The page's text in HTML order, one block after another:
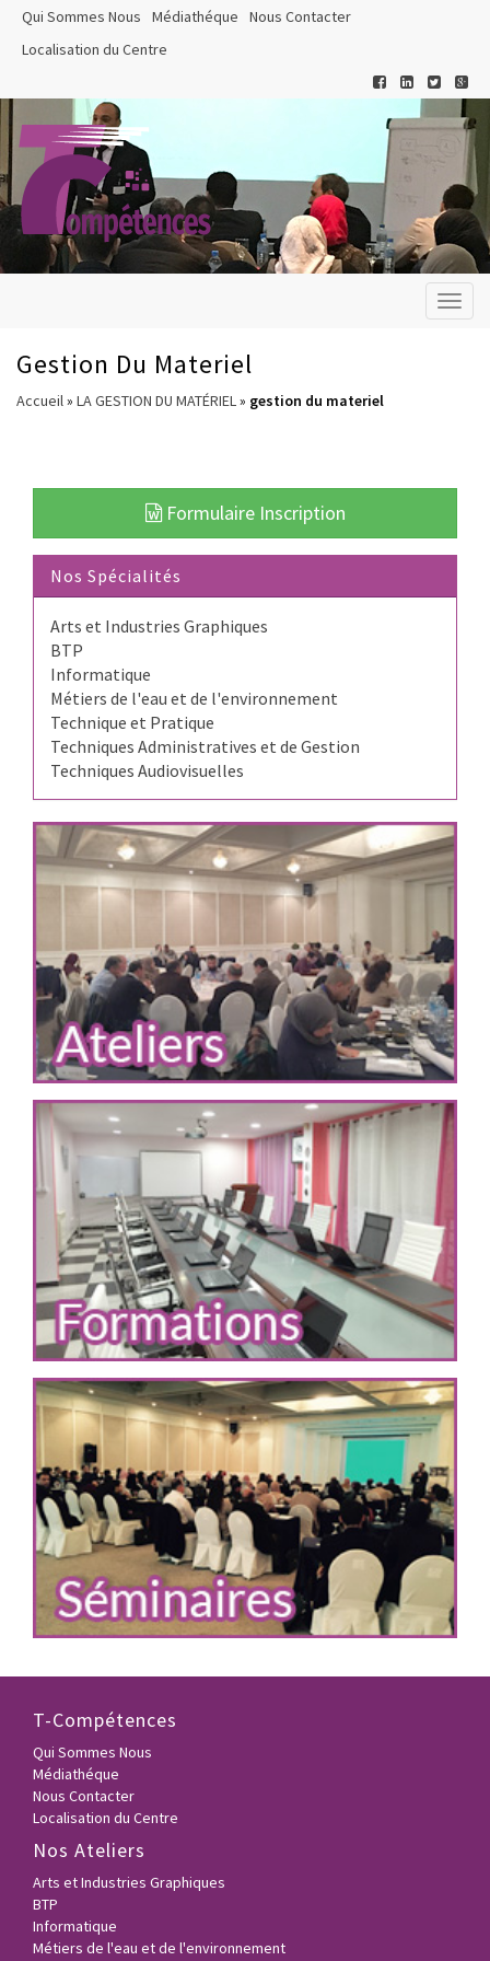
Qui Sommes Nous Médiathéque
Nous Contacter
Localisation du Centre
Gestion Du Materiel
Accueil» LA GESTION DU MATÉRIEL» gestion du materiel
Formulaire Inscription
Nos Spécialités
Arts et Industries Graphiques
BTP
Informatique
Métiers de l'eau et de l'environnement
Technique et Pratique
Techniques Administratives et de Gestion
Techniques Audiovisuelles
T-Compétences
Qui Sommes Nous
Médiathéque
Nous Contacter
Localisation du Centre
Nos Ateliers
Arts et Industries Graphiques
BTP
Informatique
Métiers de l'eau et de l'environnement